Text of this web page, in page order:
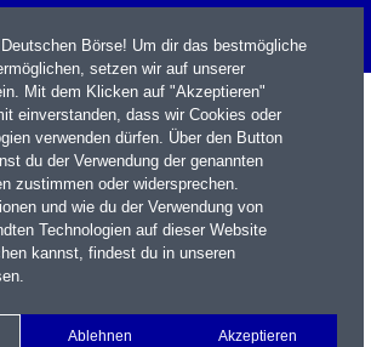
Watchlist Portfolio Login
Börse! Um dir das bestmögliche
setzen wir auf unserer
Mit dem Klicken auf "Akzeptieren"
einverstanden, dass wir Cookies oder
verwenden dürfen. Über den Button
du der Verwendung der genannten
zustimmen oder widersprechen.
und wie du der Verwendung von
Technologien auf dieser Website
kannst, findest du in unseren
.
Ablehnen Akzeptieren